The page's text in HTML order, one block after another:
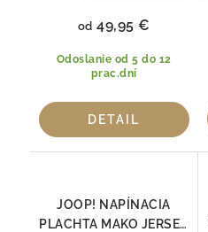
Odoslanie od 5 do 12
prac.dní
od 49,95 €
DETAIL
JOOP! NAPÍNACIA
PLACHTA MAKO JERSEY